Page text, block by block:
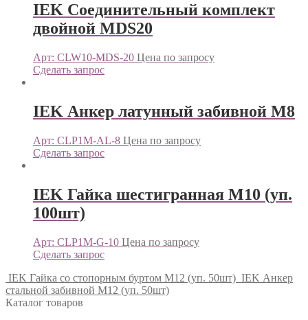
IEK Соединительный комплект
двойной MDS20
Арт: CLW10-MDS-20 Цена по запросу
Сделать запрос
IEK Анкер латунный забивной М8
Арт: CLP1M-AL-8 Цена по запросу
Сделать запрос
IEK Гайка шестигранная М10 (уп.
100шт)
Арт: CLP1M-G-10 Цена по запросу
Сделать запрос
IEK Гайка со стопорным буртом М12 (уп. 50шт) IEK Анкер
стальной забивной М12 (уп. 50шт)
Каталог товаров